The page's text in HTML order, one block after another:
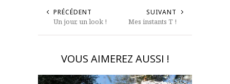
PRÉCÉDENT
Un jour, un look !
SUIVANT
Mes instants T !
VOUS AIMEREZ AUSSI !